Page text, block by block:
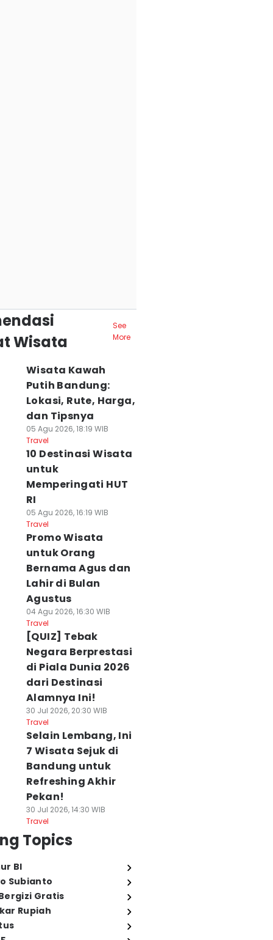
Wisata
See
More
Wisata Kawah
Putih Bandung:
Lokasi, Rute, Harga,
dan Tipsnya
05 Agu 2026, 18:19 WIB
Travel
10 Destinasi Wisata
untuk
Memperingati HUT
RI
05 Agu 2026, 16:19 WIB
Travel
Promo Wisata
untuk Orang
Bernama Agus dan
Lahir di Bulan
Agustus
04 Agu 2026, 16:30 WIB
Travel
[QUIZ] Tebak
Negara Berprestasi
di Piala Dunia 2026
dari Destinasi
Alamnya Ini!
30 Jul 2026, 20:30 WIB
Travel
Selain Lembang, Ini
7 Wisata Sejuk di
Bandung untuk
Refreshing Akhir
Pekan!
30 Jul 2026, 14:30 WIB
Travel
Topics
BI
Subianto
Gratis
Rupiah